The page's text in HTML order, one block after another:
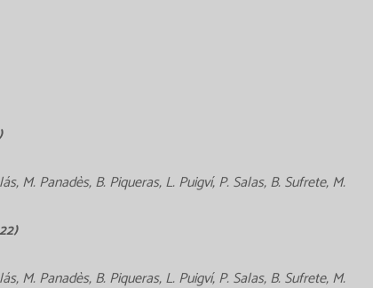
M. Panadès, B. Piqueras, L. Puigví, P. Salas, B. Sufrete, M.
M. Panadès, B. Piqueras, L. Puigví, P. Salas, B. Sufrete, M.